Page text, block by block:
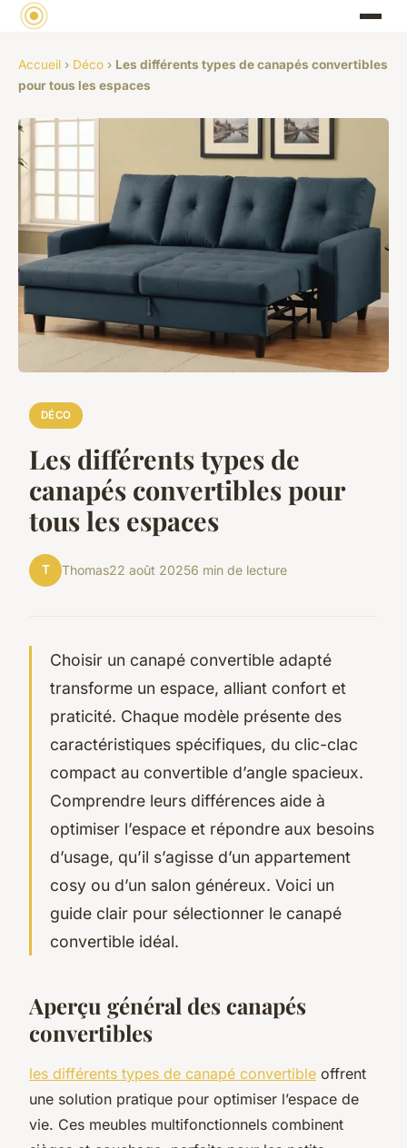
Accueil › Déco › Les différents types de canapés convertibles
pour tous les espaces
DÉCO
Les différents types de
canapés convertibles pour
tous les espaces
T Thomas22 août 20256 min de lecture
Choisir un canapé convertible adapté
transforme un espace, alliant confort et
praticité. Chaque modèle présente des
caractéristiques spécifiques, du clic-clac
compact au convertible d’angle spacieux.
Comprendre leurs différences aide à
optimiser l’espace et répondre aux besoins
d’usage, qu’il s’agisse d’un appartement
cosy ou d’un salon généreux. Voici un
guide clair pour sélectionner le canapé
convertible idéal.
Aperçu général des canapés
convertibles
les différents types de canapé convertible offrent
une solution pratique pour optimiser l’espace de
vie. Ces meubles multifonctionnels combinent